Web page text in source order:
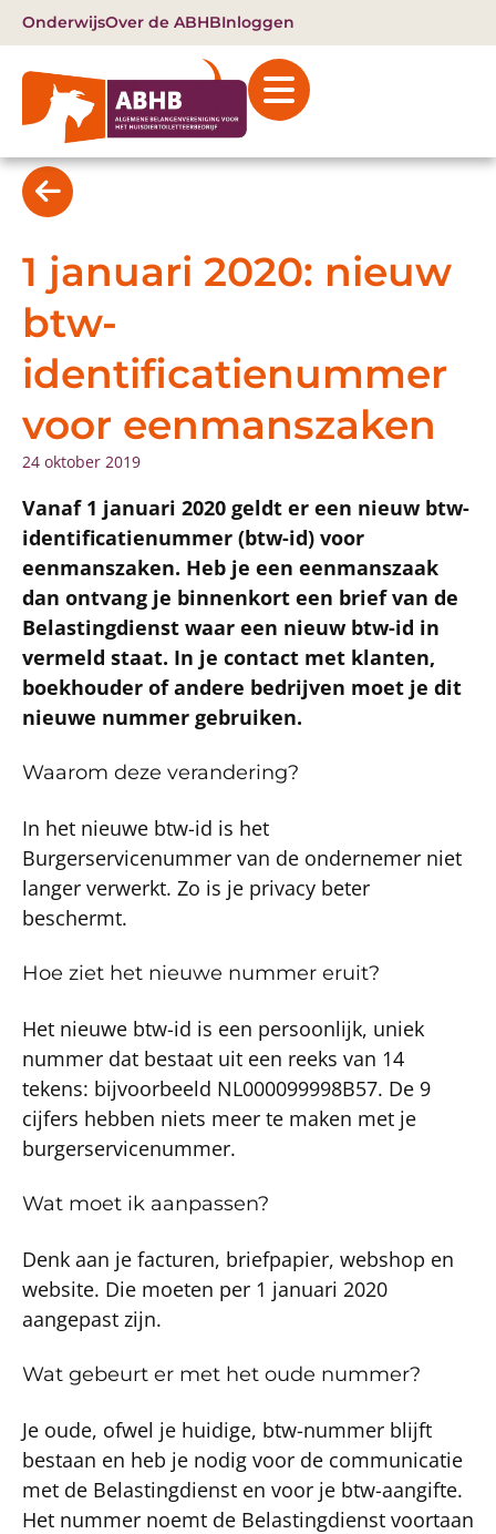
OnderwijsOver de ABHBInloggen
1 januari 2020: nieuw
btw-
identificatienummer
voor eenmanszaken
24 oktober 2019
Vanaf 1 januari 2020 geldt er een nieuw btw-
identificatienummer (btw-id) voor
eenmanszaken. Heb je een eenmanszaak
dan ontvang je binnenkort een brief van de
Belastingdienst waar een nieuw btw-id in
vermeld staat. In je contact met klanten,
boekhouder of andere bedrijven moet je dit
nieuwe nummer gebruiken.
Waarom deze verandering?
In het nieuwe btw-id is het
Burgerservicenummer van de ondernemer niet
langer verwerkt. Zo is je privacy beter
beschermt.
Hoe ziet het nieuwe nummer eruit?
Het nieuwe btw-id is een persoonlijk, uniek
nummer dat bestaat uit een reeks van 14
tekens: bijvoorbeeld NL000099998B57. De 9
cijfers hebben niets meer te maken met je
burgerservicenummer.
Wat moet ik aanpassen?
Denk aan je facturen, briefpapier, webshop en
website. Die moeten per 1 januari 2020
aangepast zijn.
Wat gebeurt er met het oude nummer?
Je oude, ofwel je huidige, btw-nummer blijft
bestaan en heb je nodig voor de communicatie
met de Belastingdienst en voor je btw-aangifte.
Het nummer noemt de Belastingdienst voortaan